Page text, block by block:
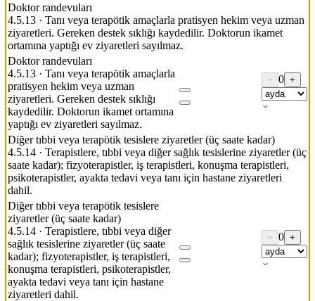
Doktor randevuları
4.5.13 · Tanı veya terapötik amaçlarla pratisyen hekim veya uzman
ziyaretleri. Gereken destek sıklığı kaydedilir. Doktorun ikamet
ortamına yaptığı ev ziyaretleri sayılmaz.
Doktor randevuları
4.5.13 · Tanı veya terapötik amaçlarla
pratisyen hekim veya uzman
ziyaretleri. Gereken destek sıklığı
kaydedilir. Doktorun ikamet ortamına
yaptığı ev ziyaretleri sayılmaz.
− 0 +
Diğer tıbbi veya terapötik tesislere ziyaretler (üç saate kadar)
4.5.14 · Terapistlere, tıbbi veya diğer sağlık tesislerine ziyaretler (üç
saate kadar); fizyoterapistler, iş terapistleri, konuşma terapistleri,
psikoterapistler, ayakta tedavi veya tanı için hastane ziyaretleri
dahil.
Diğer tıbbi veya terapötik tesislere
ziyaretler (üç saate kadar)
4.5.14 · Terapistlere, tıbbi veya diğer
sağlık tesislerine ziyaretler (üç saate
kadar); fizyoterapistler, iş terapistleri,
konuşma terapistleri, psikoterapistler,
ayakta tedavi veya tanı için hastane
ziyaretleri dahil.
− 0 +